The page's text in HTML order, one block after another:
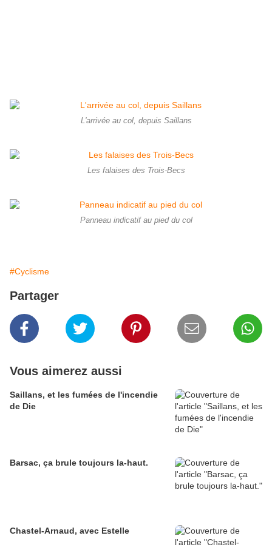
L'arrivée au col, depuis Saillans
Les falaises des Trois-Becs
Panneau indicatif au pied du col
#Cyclisme
Partager
Vous aimerez aussi
Saillans, et les fumées de l'incendie
de Die
Barsac, ça brule toujours la-haut.
Chastel-Arnaud, avec Estelle